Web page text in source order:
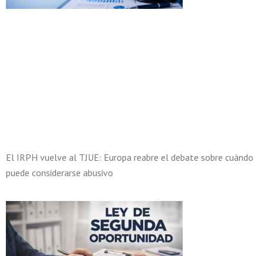
El IRPH vuelve al TJUE: Europa reabre el debate sobre cuándo
puede considerarse abusivo